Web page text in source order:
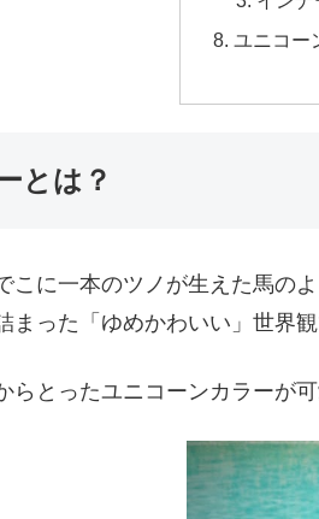
ユニコー
とは？
こに一本のツノが生えた馬の
まった「ゆめかわいい」世界
らとったユニコーンカラーが